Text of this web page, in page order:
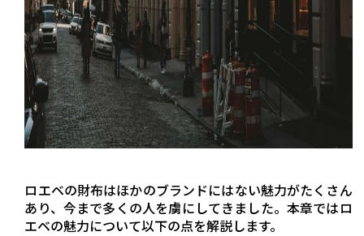
ロエベの財布はほかのブランドにはない魅力がたくさん
あり、今まで多くの人を虜にしてきました。本章ではロ
エベの魅力について以下の点を解説します。